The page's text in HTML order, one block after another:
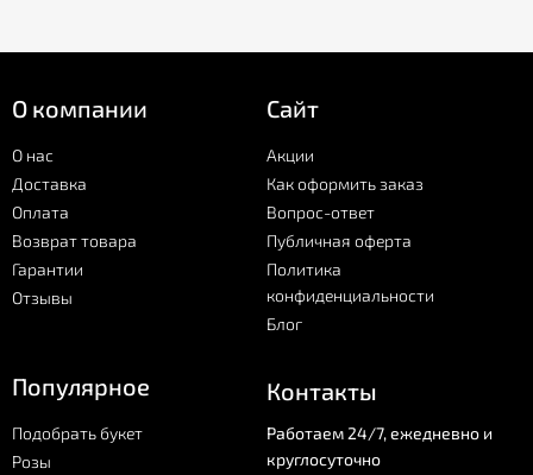
О компании
О нас
Доставка
Оплата
Возврат товара
Гарантии
Отзывы
Сайт
Акции
Как оформить заказ
Вопрос-ответ
Публичная оферта
Политика
конфиденциальности
Блог
Популярное
Подобрать букет
Розы
Контакты
Работаем 24/7, ежедневно и
круглосуточно